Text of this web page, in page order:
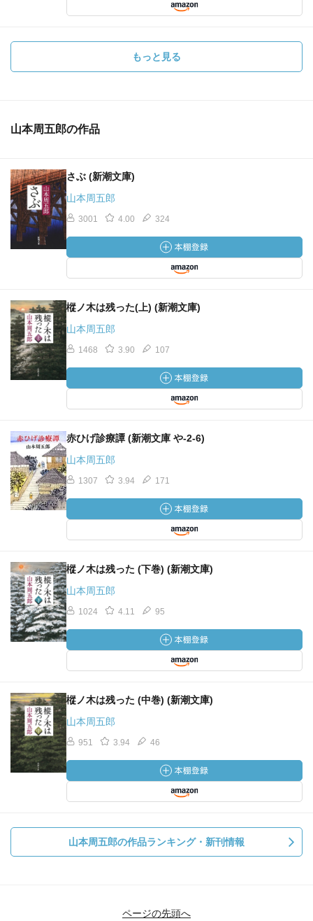
もっと見る
山本周五郎の作品
さぶ (新潮文庫)
山本周五郎
3001 4.00 324
樅ノ木は残った(上) (新潮文庫)
山本周五郎
1468 3.90 107
赤ひげ診療譚 (新潮文庫 や-2-6)
山本周五郎
1307 3.94 171
樅ノ木は残った (下巻) (新潮文庫)
山本周五郎
1024 4.11 95
樅ノ木は残った (中巻) (新潮文庫)
山本周五郎
951 3.94 46
山本周五郎の作品ランキング・新刊情報
ページの先頭へ